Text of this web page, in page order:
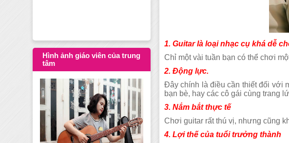
1. Guitar là loại nhạc cụ khá dễ
Chỉ một vài tuần bạn có thể chơi
2. Động lực.
Đây chính là điều cần thiết đối với
bạn bè, hay các cô gái cùng trang
3. Nắm bắt thực tế
Chơi guitar rất thú vị, nhưng cũng
4. Lợi thế của tuổi trưởng thành
Hình ảnh giáo viên của trung
tâm